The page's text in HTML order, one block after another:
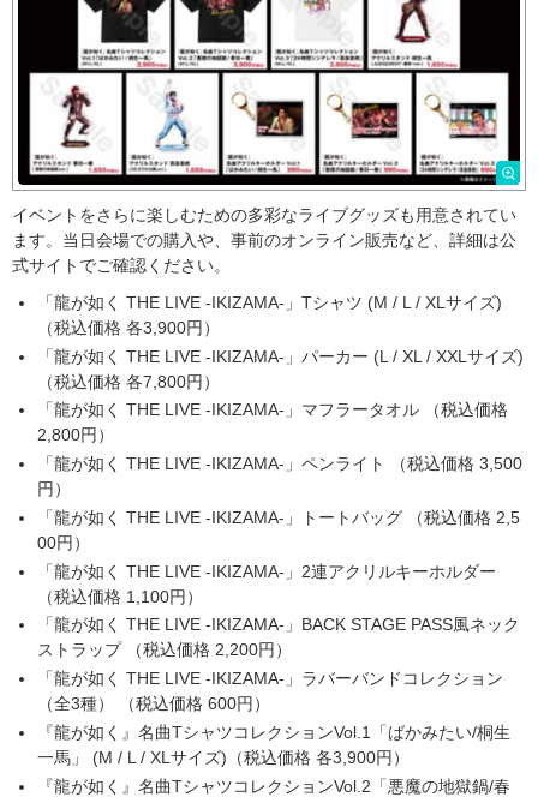
イベントをさらに楽しむための多彩なライブグッズも用意されてい
ます。当日会場での購入や、事前のオンライン販売など、詳細は公
式サイトでご確認ください。
「龍が如く THE LIVE -IKIZAMA-」Tシャツ (M / L / XLサイズ)
（税込価格 各3,900円）
「龍が如く THE LIVE -IKIZAMA-」パーカー (L / XL / XXLサイズ)
（税込価格 各7,800円）
「龍が如く THE LIVE -IKIZAMA-」マフラータオル （税込価格
2,800円）
「龍が如く THE LIVE -IKIZAMA-」ペンライト （税込価格 3,500
円）
「龍が如く THE LIVE -IKIZAMA-」トートバッグ （税込価格 2,5
00円）
「龍が如く THE LIVE -IKIZAMA-」2連アクリルキーホルダー
（税込価格 1,100円）
「龍が如く THE LIVE -IKIZAMA-」BACK STAGE PASS風ネック
ストラップ （税込価格 2,200円）
「龍が如く THE LIVE -IKIZAMA-」ラバーバンドコレクション
（全3種） （税込価格 600円）
『龍が如く』名曲TシャツコレクションVol.1「ばかみたい/桐生
一馬」 (M / L / XLサイズ)（税込価格 各3,900円）
『龍が如く』名曲TシャツコレクションVol.2「悪魔の地獄鍋/春